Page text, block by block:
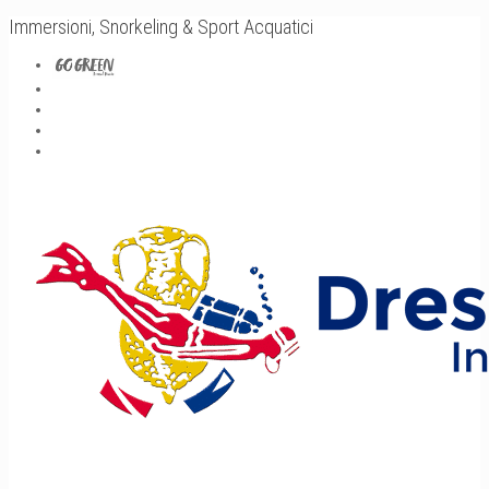
Immersioni, Snorkeling & Sport Acquatici